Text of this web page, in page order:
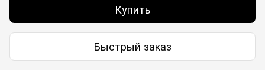
Купить
Быстрый заказ